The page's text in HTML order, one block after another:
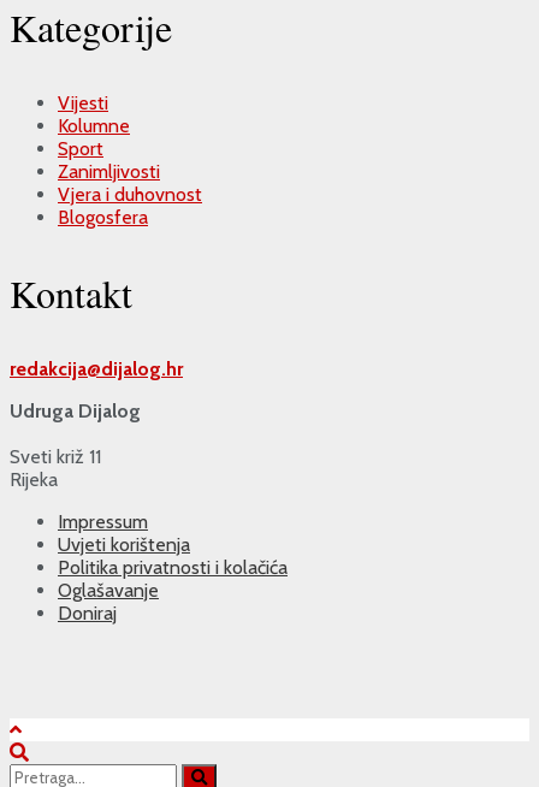
Kategorije
Vijesti
Kolumne
Sport
Zanimljivosti
Vjera i duhovnost
Blogosfera
Kontakt
redakcija@dijalog.hr
Udruga Dijalog
Sveti križ 11
Rijeka
Impressum
Uvjeti korištenja
Politika privatnosti i kolačića
Oglašavanje
Doniraj